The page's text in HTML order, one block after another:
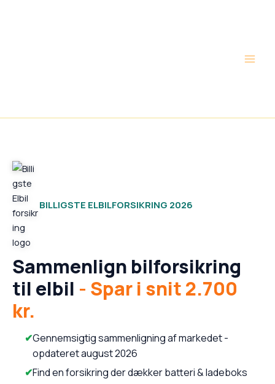
BILLIGSTE ELBILFORSIKRING 2026
Sammenlign bilforsikring
til elbil - Spar i snit 2.700
kr.
Gennemsigtig sammenligning af markedet -
opdateret august 2026
Find en forsikring der dækker batteri & ladeboks